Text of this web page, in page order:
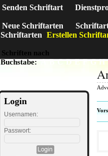
Senden Schriftart
Neue Schriftarten
Schriftarten Erstellen
Schriften nach
Buchstabe: A B C D E F G H
Login
Usernamen:
Passwort: